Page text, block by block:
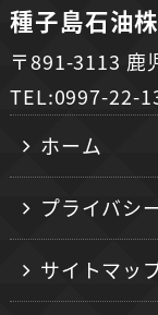
種子島石油
〒891-3113 鹿
TEL:0997-22-
ホーム
プライバシ
サイトマッ